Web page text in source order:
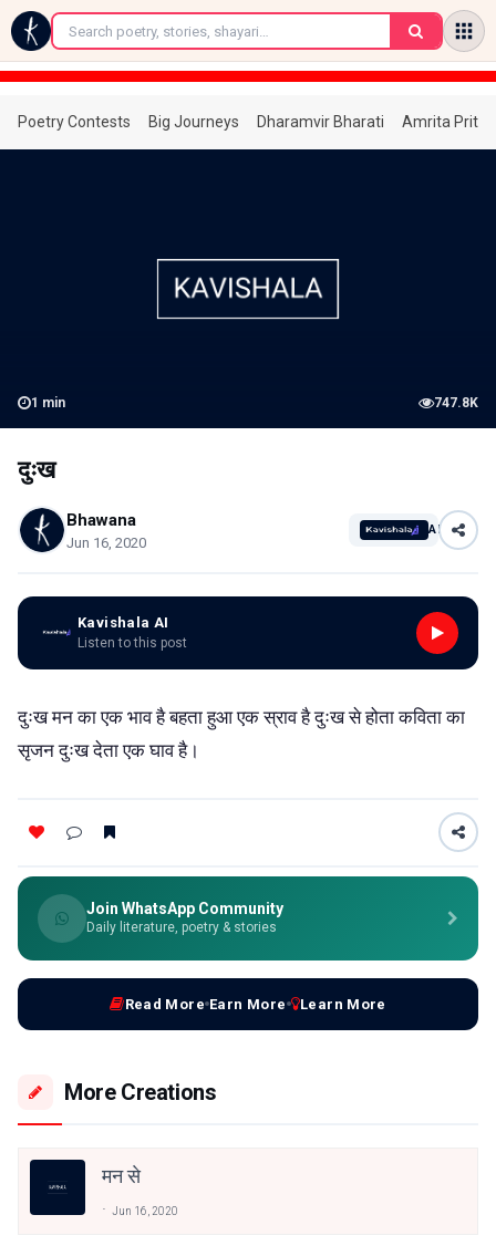
←
Poetry Contests Big Journeys Dharamvir Bharati Amrita
1 min 747.8K
दुःख
Bhawana
Jun 16, 2020
AI
Kavishala AI
Listen to this post
दुःख मन का एक भाव है बहता हुआ एक स्राव है दुःख से होता कविता का
सृजन दुःख देता एक घाव है।
Join WhatsApp Community
Daily literature, poetry & stories
Read More Earn More Learn More
More Creations
मन से
Jun 16, 2020